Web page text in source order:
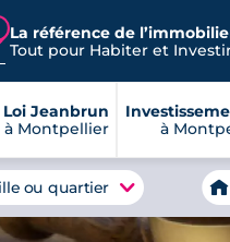
La référence de
Tout pour Habiter et
Loi Jeanbrun
à Montpellier
à
ou quartier